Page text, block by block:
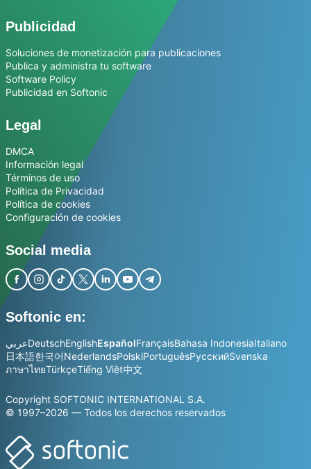
Publicidad
Soluciones de monetización para publicaciones
Publica y administra tu software
Software Policy
Publicidad en Softonic
Legal
DMCA
Información legal
Términos de uso
Política de Privacidad
Política de cookies
Configuración de cookies
Social media
Softonic en:
عربيDeutschEnglishEspañolFrançaisBahasa IndonesiaItaliano
日本語한국어NederlandsPolskiPortuguêsРусскийSvenska
ภาษาไทยTürkçeTiếng Việt中文
Copyright SOFTONIC INTERNATIONAL S.A.
© 1997–2026 — Todos los derechos reservados